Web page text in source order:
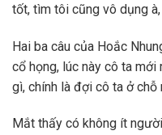
tốt, tìm tôi cũng vô dụng
Hai ba câu của Hoắc
cổ họng, lúc này cô ta
gì, chính là đợi cô ta ở chỗ
Mắt thấy có không ít